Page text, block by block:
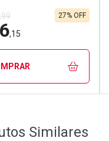
,15
27% OFF
Similares